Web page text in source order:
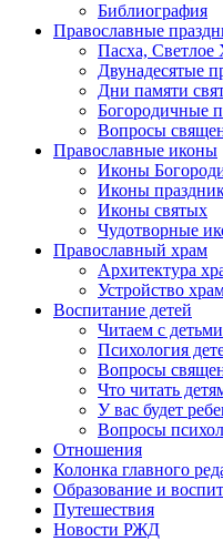
Библиография
Православные
Пасха, Светлое
Двунадесятые
Дни памяти
Богородичные
Вопросы
Православные иконы
Иконы
Иконы
Иконы святых
Чудотворные
Православный храм
Архитектура
Устройство
Воспитание детей
Читаем с
Психология
Вопросы
Что читать
У вас будет
Вопросы
Отношения
Колонка главного
Образование и
Путешествия
Новости РЖД